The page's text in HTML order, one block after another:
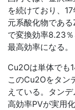
を続けており、
元系酸化物であ
で変換効率8.23
最高効率になる。
Cu2Oは単体でも
このCu2Oをタン
えている。タン
高効率PVが実用